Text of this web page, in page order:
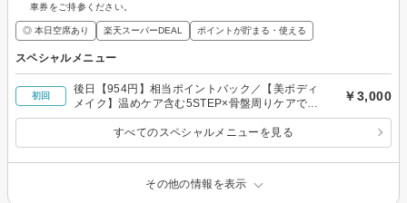
車券をご持参ください。
◎ 本日空席あり 楽天スーパーDEAL ポイントが貯まる・使える
スペシャルメニュー
初回
後日【954円】相当ポイントバック／【美ボディ
メイク】温めケア含む5STEP×骨盤周りケアでス
ッキリ！代謝サポート◎80分￥3000
￥3,000
すべてのスペシャルメニューを見る
その他の情報を表示